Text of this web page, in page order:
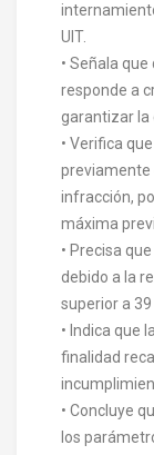
UIT.
• Señala
responde a
garantizar la
• Verifica
previamente
infracción,
máxima
• Precisa
debido a la
superior a 39
• Indica que
finalidad
• Concluye
los